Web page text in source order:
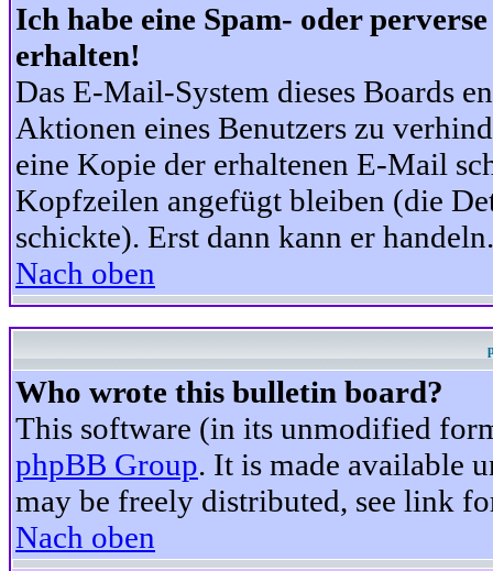
Ich habe eine Spam- oder
erhalten!
Das E-Mail-System dieses Boards
Aktionen eines Benutzers zu
eine Kopie der erhaltenen E-Mail
Kopfzeilen angefügt bleiben (die
schickte). Erst dann kann er handeln.
Nach oben
Who wrote this bulletin board?
This software (in its unmodified
phpBB Group. It is made available
may be freely distributed, see link
Nach oben